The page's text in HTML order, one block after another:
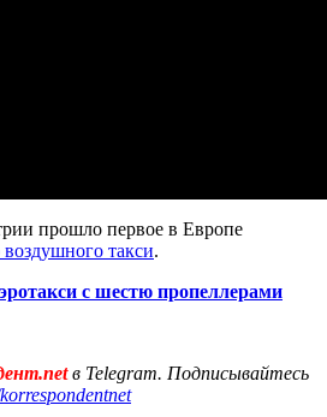
прошло первое в Европе
такси.
с шестю пропеллерами
в Telegram. Подписывайтесь